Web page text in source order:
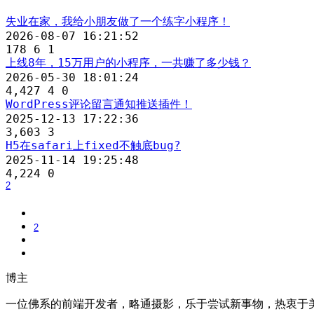
失业在家，我给小朋友做了一个练字小程序！
2026-08-07 16:21:52
178 6
1
上线8年，15万用户的小程序，一共赚了多少钱？
2026-05-30 18:01:24
4,427 4 0
WordPress评论留言通知推送插件！
2025-12-13 17:22:36
3,603 3
H5在safari上fixed不触底bug?
2025-11-14 19:25:48
4,224 0
2
2
博主
一位佛系的前端开发者，略通摄影，乐于尝试新事物，热衷于